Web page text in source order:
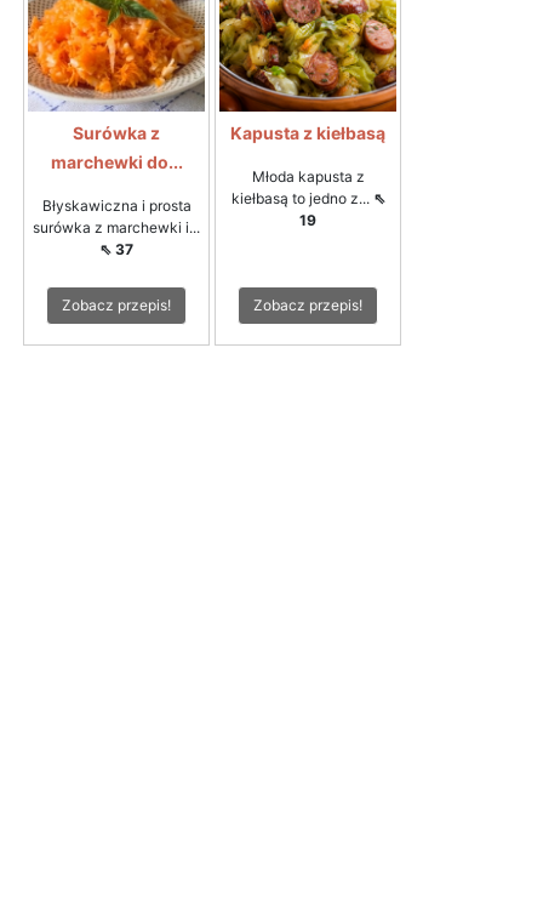
Surówka z
marchewki do...
Błyskawiczna i prosta
surówka z marchewki i...
⇖ 37
Zobacz przepis!
Kapusta z kiełbasą
Młoda kapusta z
kiełbasą to jedno z... ⇖
19
Zobacz przepis!